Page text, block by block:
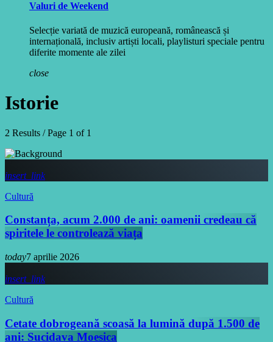
Valuri de Weekend
Selecție variată de muzică europeană, românească și
internațională, inclusiv artiști locali, playlisturi speciale pentru
diferite momente ale zilei
close
Istorie
2 Results / Page 1 of 1
insert_link
Cultură
Constanța, acum 2.000 de ani: oamenii credeau că
spiritele le controlează viața
today7 aprilie 2026
insert_link
Cultură
Cetate dobrogeană scoasă la lumină după 1.500 de
ani: Sucidava Moesica